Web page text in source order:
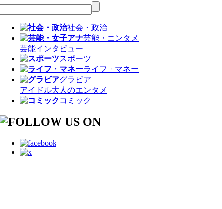
社会・政治
芸能・エンタメ
芸能インタビュー
スポーツ
ライフ・マネー
グラビア
アイドル大人のエンタメ
コミック